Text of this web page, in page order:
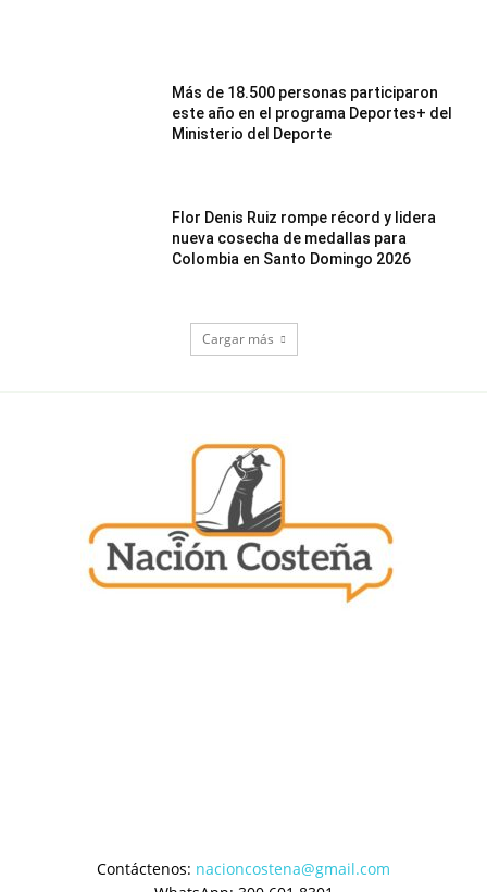
Más de 18.500 personas participaron
este año en el programa Deportes+ del
Ministerio del Deporte
Flor Denis Ruiz rompe récord y lidera
nueva cosecha de medallas para
Colombia en Santo Domingo 2026
Cargar más
Contáctenos: nacioncostena@gmail.com